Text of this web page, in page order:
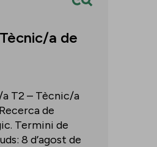
a de
T2 – Tècnic/a
de
Termini de
8 d’agost de